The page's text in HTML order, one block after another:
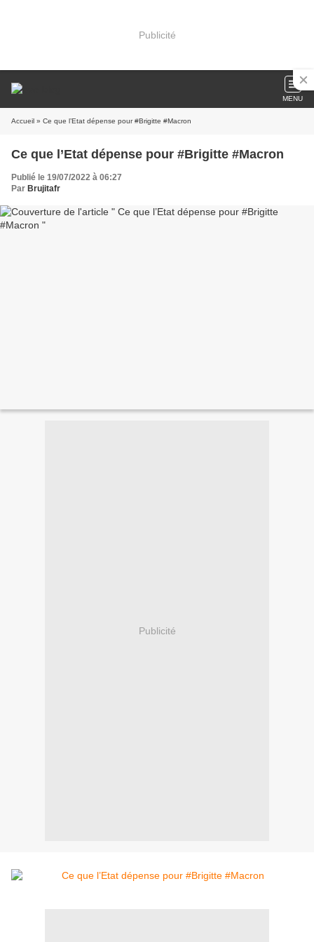
Publicité
MENU
Accueil » Ce que l’Etat dépense pour #Brigitte #Macron
Ce que l’Etat dépense pour #Brigitte #Macron
Publié le 19/07/2022 à 06:27
Par Brujitafr
Publicité